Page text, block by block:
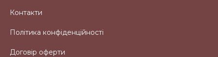
Контакти
Політика конфіденційності
Договір оферти